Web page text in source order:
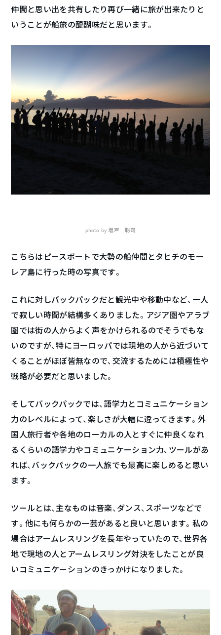
仲間と思い出を共有したり再び一緒に旅が出来たりと
いうことが船旅の醍醐味だと思います。
photo by 増戸 聡司
こちらはピースボートで大勢の船仲間とタヒチのモー
レア島に行った時の写真です。
これに対しバックパックだと観光中や移動中など、一人
で寂しい時間が結構多くありました。アジア圏やアラブ
圏では街の人からよく声をかけられるのでそうでもな
いのですが、特にヨーロッパでは現地の人から近づいて
くることがほぼ皆無なので、交流するためには積極性や
戦略が必要だと思いました。
そしてバックパックでは、語学力とコミュニケーション
力のレベルによって、楽しさが大幅に違ってきます。外
国人旅行者や各地のローカルの人とすぐに仲良くなれ
るくらいの語学力やコミュニケーション力、ツールがあ
れば、バックパックの一人旅でも最高に楽しめると思い
ます。
ツールとは、主なものは音楽、ダンス、スポーツなどで
す。他にも何らかの一芸があると良いと思います。私の
場合はアームレスリングを長年やっていたので、世界各
地で現地の人とアームレスリング対決をしたことが良
いコミュニケーションのきっかけになりました。